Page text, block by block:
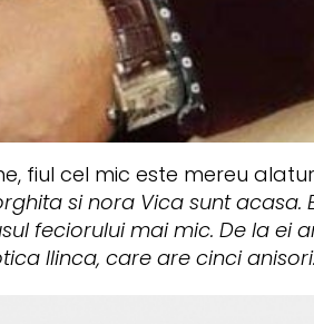
fiul cel mic este mereu
si nora Vica sunt acasa.
feciorului mai mic. De la ei
Ilinca, care are cinci